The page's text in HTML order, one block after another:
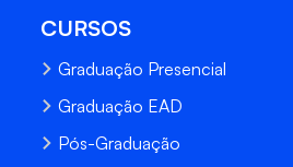
CURSOS
Graduação Presencial
Graduação EAD
Pós-Graduação